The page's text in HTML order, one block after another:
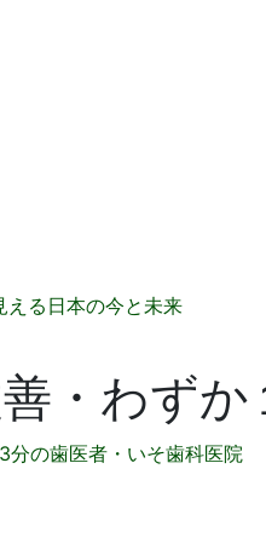
える日本の今と未来
・わず